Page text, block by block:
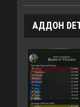
АДДОН